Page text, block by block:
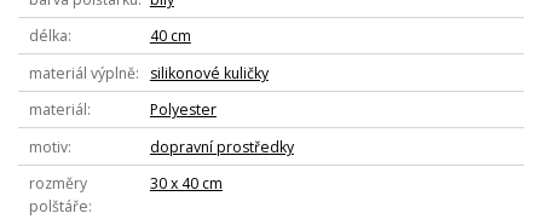
délka
40 cm
materiál výplně
silikonové kuličky
materiál
Polyester
motiv
dopravní prostředky
rozměry
polštáře
30 x 40 cm